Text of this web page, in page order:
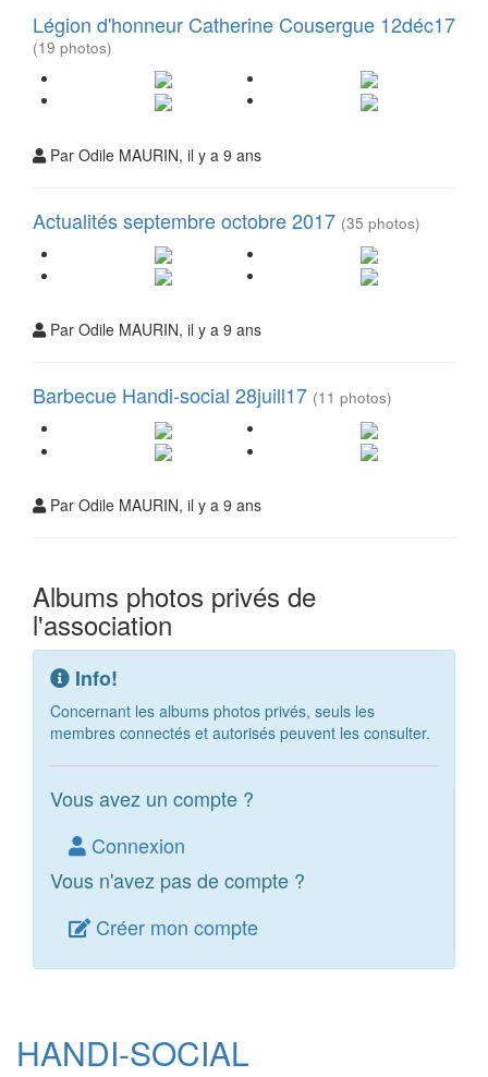
Légion d'honneur Catherine Cousergue 12déc17
(19 photos)
Par Odile MAURIN, il y a 9 ans
Actualités septembre octobre 2017 (35 photos)
Par Odile MAURIN, il y a 9 ans
Barbecue Handi-social 28juill17 (11 photos)
Par Odile MAURIN, il y a 9 ans
Albums photos privés de
l'association
Info!
Concernant les albums photos privés, seuls les
membres connectés et autorisés peuvent les consulter.
Vous avez un compte ?
Connexion
Vous n'avez pas de compte ?
Créer mon compte
HANDI-SOCIAL